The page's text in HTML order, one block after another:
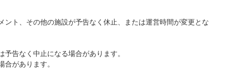
ト、その他の施設が予告なく休止、または運営時間が変更とな
告なく中止になる場合があります。
があります。